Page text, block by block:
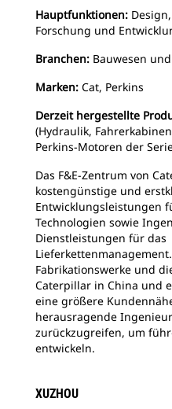
Hauptfunktionen:
Forschung und
Branchen: Bauwesen
Marken: Cat, Perkins
Derzeit hergestellte
(Hydraulik,
Perkins-Motoren der
Das F&E-Zentrum von
kostengünstige und
Entwicklungsleistungen
Technologien sowie
Dienstleistungen für das
Fabrikationswerke und
Caterpillar in China und
eine größere
herausragende
zurückzugreifen, um
entwickeln.
XUZHOU